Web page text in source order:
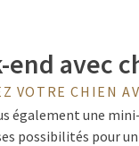
end avec
VOTRE CHIEN
également une
possibilités pour